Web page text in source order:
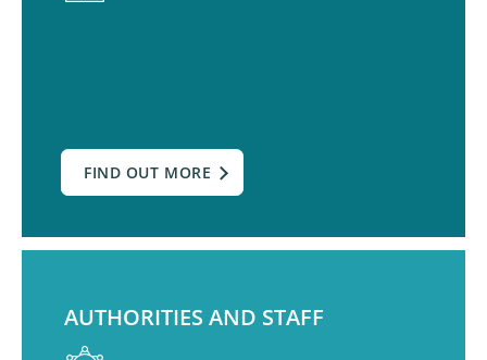
FIND OUT MORE
AUTHORITIES AND STAFF